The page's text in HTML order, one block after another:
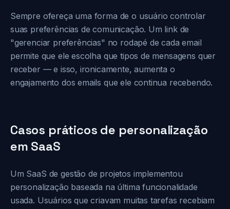
Sempre ofereça uma forma de o usuário controlar
suas preferências de comunicação. Um link de
"gerenciar preferências" no rodapé de cada email
permite que ele escolha que tipos de mensagens quer
receber — e isso, ironicamente, aumenta o
engajamento dos emails que ele continua recebendo.
Casos práticos de personalização
em SaaS
Um SaaS de gestão de projetos implementou
personalização baseada na última funcionalidade
usada. Usuários que criavam muitas tarefas recebiam